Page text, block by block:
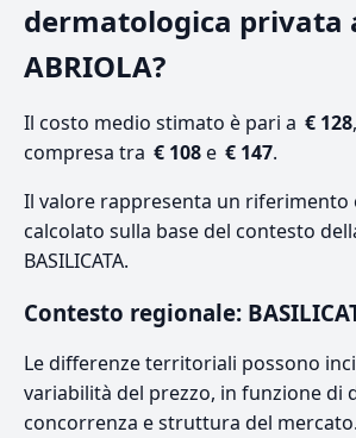
dermatologica privata
ABRIOLA?
Il costo medio stimato è pari a € 128
compresa tra € 108e € 147.
Il valore rappresenta un riferimento
calcolato sulla base del contesto
BASILICATA.
Contesto regionale:
Le differenze territoriali possono
variabilità del prezzo, in funzione di
concorrenza e struttura del mercato.